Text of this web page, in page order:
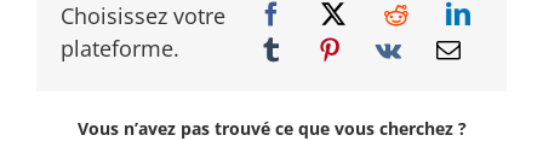
Choisissez votre
plateforme.
Vous n’avez pas trouvé ce que vous cherchez ?